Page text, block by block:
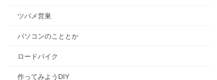
ツバメ営巣
パソコンのこととか
ロードバイク
作ってみようDIY